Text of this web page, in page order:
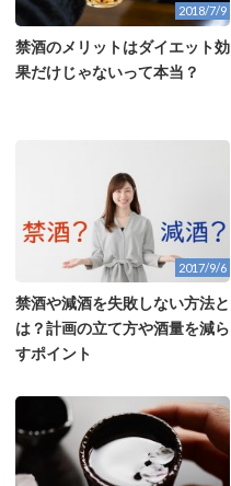
2018/7/9
禁酒のメリットはダイエット効
果だけじゃないって本当？
2017/9/6
禁酒や減酒を失敗しない方法と
は？計画の立て方や酒量を減ら
すポイント